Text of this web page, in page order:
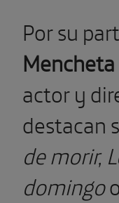
Por su
Mencheta
actor y
destacan
de morir,
domingoo